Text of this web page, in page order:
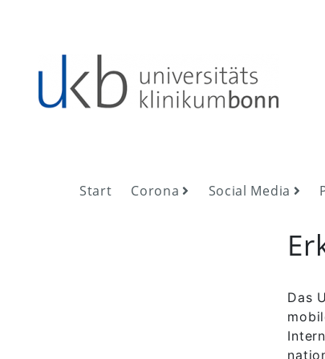
Start Corona Social Media
Das